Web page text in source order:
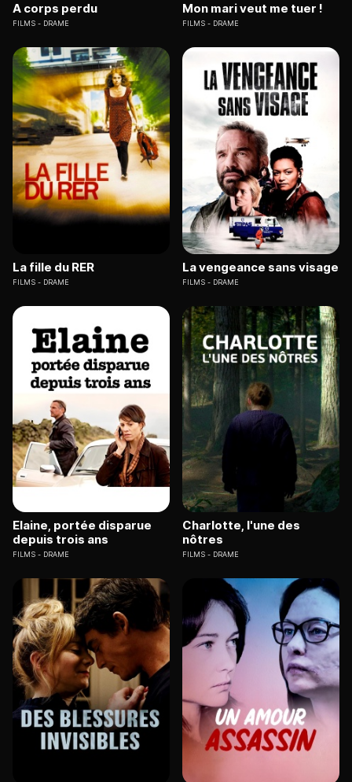
A corps perdu
FILMS DRAME
Mon mari veut me tuer !
FILMS DRAME
La fille du RER
FILMS DRAME
La vengeance sans visage
FILMS DRAME
Elaine, portée disparue
depuis trois ans
FILMS DRAME
Charlotte, l'une des
nôtres
FILMS DRAME